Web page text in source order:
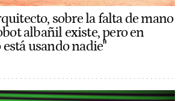
sobre la falta de mano
albañil existe, pero en
usando nadie"